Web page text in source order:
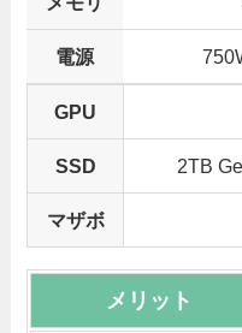
電源
GPU
SSD 2TB
マザボ
メリット